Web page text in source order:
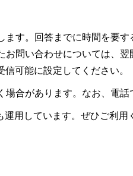
す。回答までに時間を要
お問い合わせについては、
可能に設定してください。
合があります。なお、電
用しています。ぜひご利用